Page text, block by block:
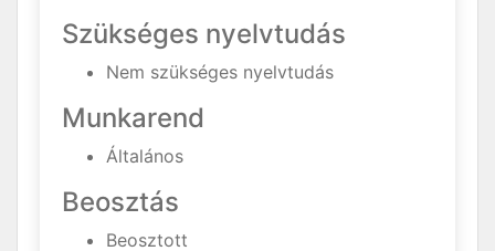
Szükséges nyelvtudás
Nem szükséges nyelvtudás
Munkarend
Általános
Beosztás
Beosztott